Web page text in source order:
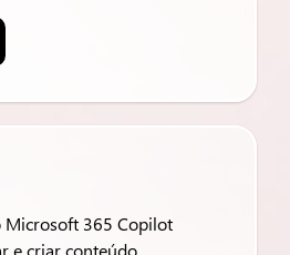
Microsoft 365 Copilot
e criar conteúdo